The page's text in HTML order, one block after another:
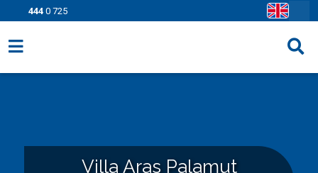
444 0 725
Fırsatlar
Villa Aras Palamut